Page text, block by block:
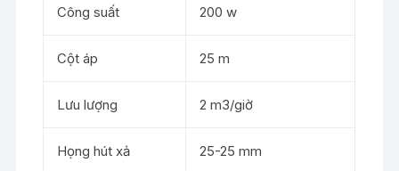
Công suất 200 w
Cột áp 25 m
Lưu lượng 2 m3/giờ
Họng hút xả 25-25 mm